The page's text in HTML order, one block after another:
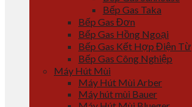
Bếp Gas Taka
Bếp Gas Đơn
Bếp Gas Hồng Ngoại
Bếp Gas Kết Hợp Điện Từ
Bếp Gas Công Nghiệp
Máy Hút Mùi
Máy Hút Mùi Arber
Máy hút mùi Bauer